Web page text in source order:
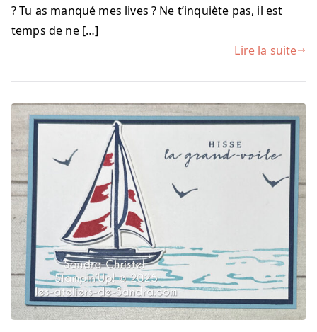
? Tu as manqué mes lives ? Ne t’inquiète pas, il est
temps de ne […]
Lire la suite